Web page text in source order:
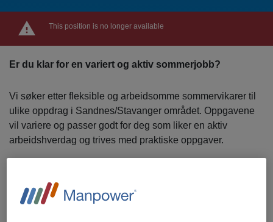
This position is no longer available
Er du klar for en variert og aktiv sommerjobb?
Vi søker etter fleksible og arbeidsomme sommervikarer til
ulike oppdrag i Sandnes/Stavanger området. Oppgavene
vil variere og passer godt for deg som liker en aktiv
arbeidshverdag og trives med praktiske oppgaver.
Arbeidssted: Sandnes/Stavanger
Oppstart: Etter avtale